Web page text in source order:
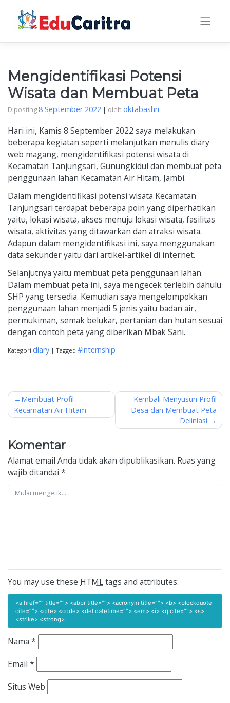
content
Mengidentifikasi Potensi
Wisata dan Membuat Peta
Diposting8 September 2022 | oleh oktabashri
Hari ini, Kamis 8 September 2022 saya melakukan
beberapa kegiatan seperti melanjutkan menulis diary
web magang, mengidentifikasi potensi wisata di
Kecamatan Tanjungsari, Gunungkidul dan membuat peta
penggunaan lahan Kecamatan Air Hitam, Jambi.
Dalam mengidentifikasi potensi wisata Kecamatan
Tanjungsari terdapat beberapa poin yang diperhatikan
yaitu, lokasi wisata, akses menuju lokasi wisata, fasilitas
wisata, aktivitas yang ditawarkan dan atraksi wisata.
Adapun dalam mengidentifikasi ini, saya menggunakan
data sekunder yaitu dari artikel-artikel di internet.
Selanjutnya yaitu membuat peta penggunaan lahan.
Dalam membuat peta ini, saya mengecek terlebih dahulu
SHP yang tersedia. Kemudian saya mengelompokkan
penggunaan lahan menjadi 5 jenis yaitu badan air,
permukiman, semak belukar, pertanian dan hutan sesuai
dengan contoh peta yang diberikan Mbak Sani.
Kategori diary | Tagged #internship
Navigasi
pos
Membuat Profil
Kecamatan Air Hitam
Kembali Menyusun Profil
Desa dan Membuat Peta
Deliniasi
Komentar
Alamat email Anda tidak akan dipublikasikan. Ruas yang
wajib ditandai *
You may use these HTMLtags and attributes:
<a href="" title=""> <abbr title=""> <acronym title=""> <b> <blockquote
cite=""> <cite> <code> <del datetime=""> <em> <i> <q cite=""> <s>
<strike> <strong>
Nama *
Email *
Situs Web